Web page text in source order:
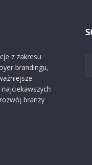
z zakresu
brandingu,
branży